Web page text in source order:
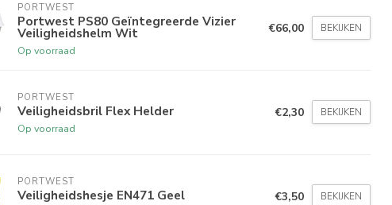
PORTWEST
Portwest PS80 Geïntegreerde Vizier
Veiligheidshelm Wit
Op voorraad
€66,00 BEKIJKEN
PORTWEST
Veiligheidsbril Flex Helder
Op voorraad
€2,30 BEKIJKEN
PORTWEST
Veiligheidshesje EN471 Geel €3,50 BEKIJKEN